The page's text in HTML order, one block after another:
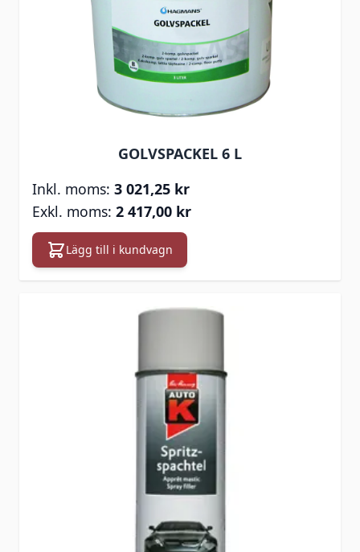
GOLVSPACKEL 6 L
3 021,25 kr
2 417,00 kr
Lägg till i kundvagn